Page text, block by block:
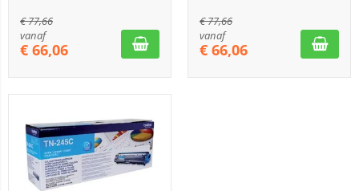
€77,66
vanaf
€ 66,06
€77,66
vanaf
€ 66,06